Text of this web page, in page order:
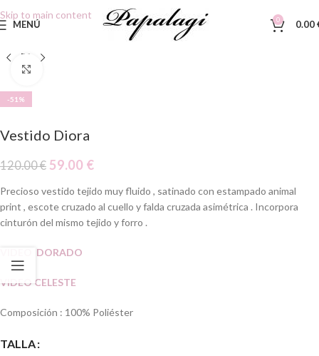
Skip to main content
MENÚ 0 0.00
-51%
Vestido Diora
120.00€ 59.00 €
Precioso vestido tejido muy fluido , satinado con estampado animal
print , escote cruzado al cuello y falda cruzada asimétrica . Incorpora
cinturón del mismo tejido y forro .
VIDEO DORADO
VIDEO CELESTE
Composición : 100% Poliéster
TALLA